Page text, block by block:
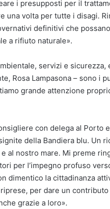
i presupposti per il
una volta per tutte i disagi.
definitivi che
a rifiuto naturale».
servizi e
Rosa Lampasona – sono i
grande attenzione
con delega al Porto
della Bandiera blu. Un
al nostro mare. Mi preme
per l’impegno profuso
dimentico la cittadinanza
per dare un
grazie a loro».